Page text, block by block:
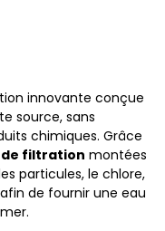
innovante conçue
source, sans
chimiques. Grâce
filtration montées
particules, le chlore,
de fournir une eau